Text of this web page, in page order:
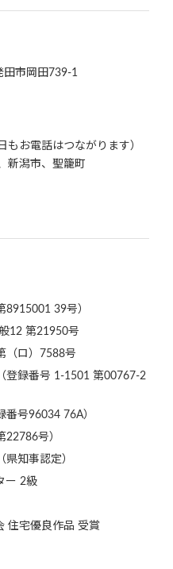
田市岡田739-1
もお電話はつながります）
新潟市、聖籠町
8915001 39号）
12 第21950号
（ロ）7588号
登録番号 1-1501 第00767-2
番号96034 76A）
22786号）
県知事認定）
ー 2級
住宅優良作品 受賞